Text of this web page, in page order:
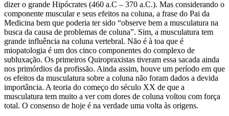
dizer o grande Hipócrates (460 a.C – 370 a.C.). Mas considerando o
componente muscular e seus efeitos na coluna, a frase do Pai da
Medicina bem que poderia ter sido “observe bem a musculatura na
busca da causa de problemas de coluna”. Sim, a musculatura tem
grande influência na coluna vertebral. Não é à toa que é
miopatologia é um dos cinco componentes do complexo de
subluxação. Os primeiros Quiropraxistas tiveram essa sacada ainda
nos primórdios da profissão. Ainda assim, houve um período em que
os efeitos da musculatura sobre a coluna não foram dados a devida
importância. A teoria do começo do século XX de que a
musculatura tem muito a ver com dores de coluna voltou com força
total. O consenso de hoje é na verdade uma volta às origens.